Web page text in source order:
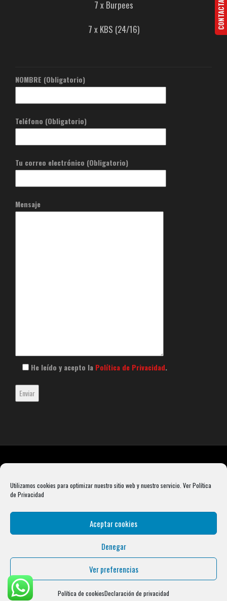
Utilizamos cookies para optimizar nuestro sitio web y nuestro servicio. Ver Política
de Privacidad
Aceptar cookies
Denegar
Ver preferencias
Política de cookiesDeclaración de privacidad
7 x Burpees
7 x KBS (24/16)
NOMBRE (Obligatorio)
Teléfono (Obligatorio)
Tu correo electrónico (Obligatorio)
Mensaje
He leído y acepto la Política de Privacidad.
Rebel Barbell S.L. B66099904 Pasaje Rustullet 18, 08041 (Barcelona)
info@condalcrossfit.com © Copyright 2025 Condal Crossfit -Blog-Política de
Política de Cookies -Aviso Legal| Designed by
CONTACTA